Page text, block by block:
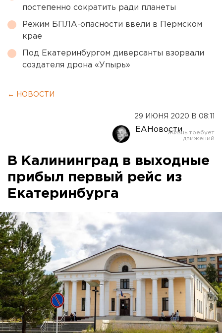
постепенно сократить ради планеты
Режим БПЛА-опасности ввели в Пермском
крае
Под Екатеринбургом диверсанты взорвали
создателя дрона «Упырь»
← НОВОСТИ
29 ИЮНЯ 2020 В 08:11
ЕАНовости
В Калининград в выходные
прибыл первый рейс из
Екатеринбурга